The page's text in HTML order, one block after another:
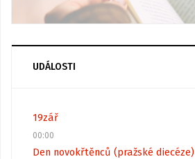
UDÁLOSTI
19zář
00:00
Den novokřtěnců (pražské diecéze)